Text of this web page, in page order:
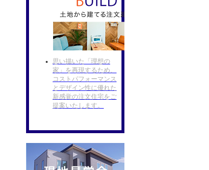
思い描いた「理想の
家」を再現するため、
コストパフォーマンス
とデザイン性に優れた
新感覚の注文住宅をご
提案いたします。